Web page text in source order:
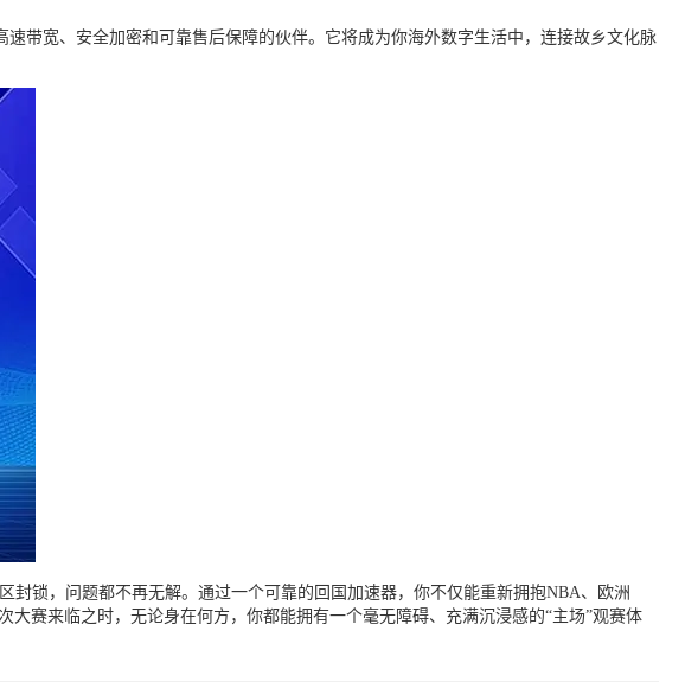
带宽、安全加密和可靠售后保障的伙伴。它将成为你海外数字生活中，连接故乡文化脉
锁，问题都不再无解。通过一个可靠的回国加速器，你不仅能重新拥抱NBA、欧洲
赛来临之时，无论身在何方，你都能拥有一个毫无障碍、充满沉浸感的“主场”观赛体